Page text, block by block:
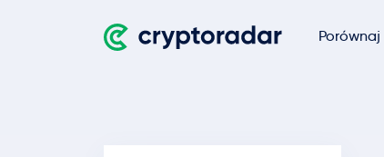
Porównaj